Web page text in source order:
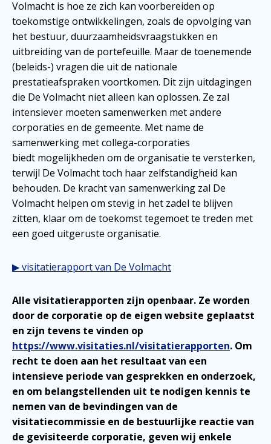
Volmacht is hoe ze zich kan voorbereiden op
toekomstige ontwikkelingen, zoals de opvolging van
het bestuur, duurzaamheidsvraagstukken en
uitbreiding van de portefeuille. Maar de toenemende
(beleids-) vragen die uit de nationale
prestatieafspraken voortkomen. Dit zijn uitdagingen
die De Volmacht niet alleen kan oplossen. Ze zal
intensiever moeten samenwerken met andere
corporaties en de gemeente. Met name de
samenwerking met collega-corporaties
biedt mogelijkheden om de organisatie te versterken,
terwijl De Volmacht toch haar zelfstandigheid kan
behouden. De kracht van samenwerking zal De
Volmacht helpen om stevig in het zadel te blijven
zitten, klaar om de toekomst tegemoet te treden met
een goed uitgeruste organisatie.
▶ visitatierapport van De Volmacht
Alle visitatierapporten zijn openbaar. Ze worden
door de corporatie op de eigen website geplaatst
en zijn tevens te vinden op
https://www.visitaties.nl/visitatierapporten. Om
recht te doen aan het resultaat van een
intensieve periode van gesprekken en onderzoek,
en om belangstellenden uit te nodigen kennis te
nemen van de bevindingen van de
visitatiecommissie en de bestuurlijke reactie van
de gevisiteerde corporatie, geven wij enkele